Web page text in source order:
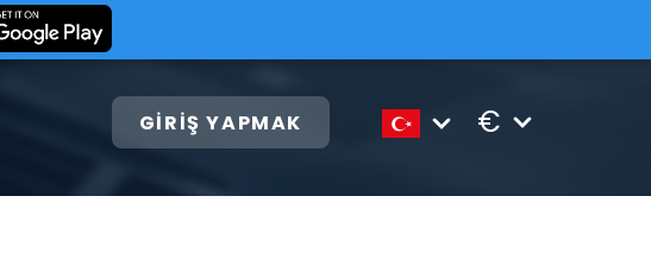
GIRIŞ YAPMAK €